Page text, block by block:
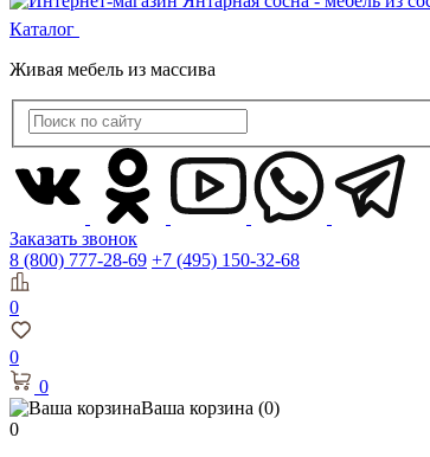
Каталог
Живая мебель из массива
Заказать звонок
8 (800) 777-28-69 +7 (495) 150-32-68
0
0
0
Ваша корзина (0)
0